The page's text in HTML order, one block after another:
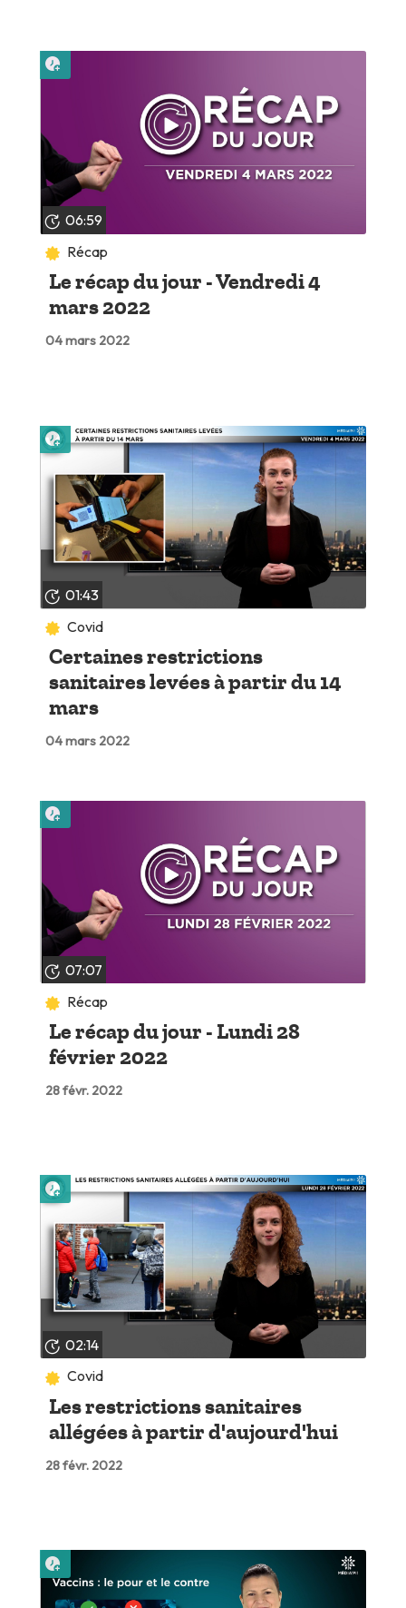
06:59
Récap
Le récap du jour - Vendredi 4
mars 2022
04 mars 2022
01:43
Covid
Certaines restrictions
sanitaires levées à partir du 14
mars
04 mars 2022
Lire plus tard
07:07
Récap
Le récap du jour - Lundi 28
février 2022
28 févr. 2022
02:14
Covid
Les restrictions sanitaires
allégées à partir d'aujourd'hui
28 févr. 2022
Lire plus tard